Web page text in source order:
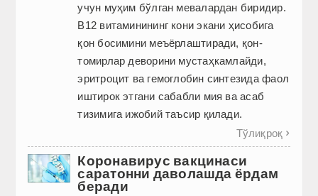
учун муҳим бўлган мевалардан биридир.
B12 витаминининг кони экани ҳисобига
қон босимини меъёрлаштиради, қон-
томирлар деворини мустаҳкамлайди,
эритроцит ва гемоглобин синтезида фаол
иштирок этгани сабабли мия ва асаб
тизимига ижобий таъсир қилади.
Тўлиқроқ 
Коронавирус вакцинаси
саратонни даволашда ёрдам
беради